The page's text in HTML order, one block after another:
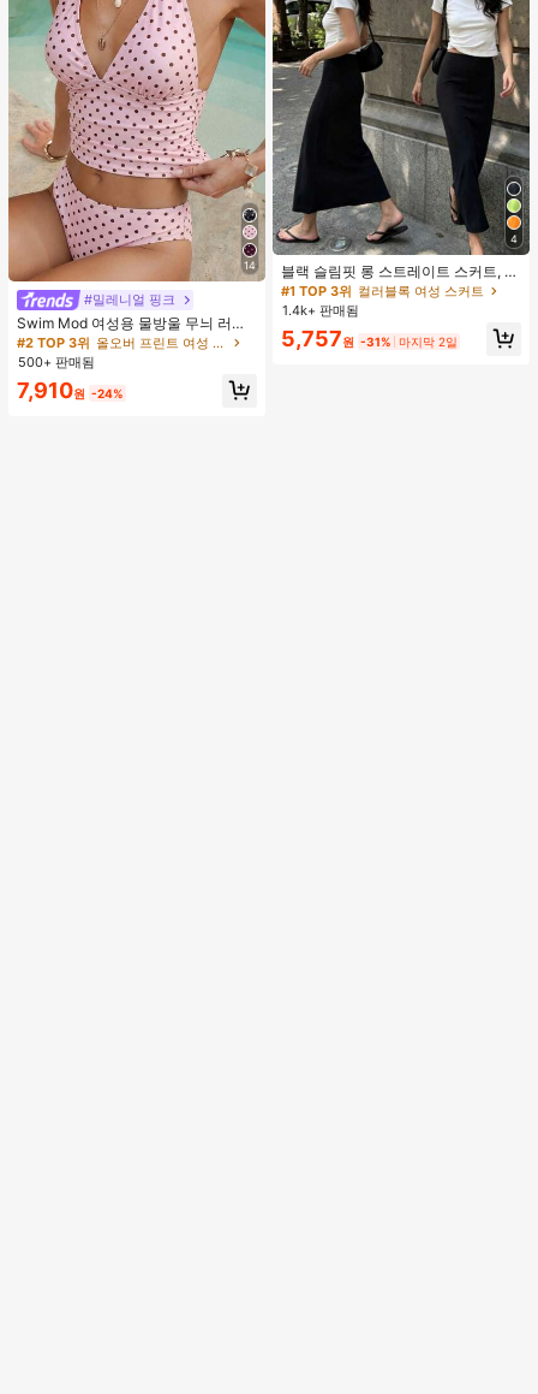
14
#밀레니얼 핑크
Swim Mod 여성용 물방울 무늬 러치
드 홀터 탱크니 탑 및 트라이앵글 하의
수영복 세트, 여름 휴가에 적합
#2 TOP 3위
올오버 프린트 여성 탱키니스
500+ 판매됨
7,910원 -24%
4
블랙 슬림핏 롱 스트레이트 스커트, 여
성 패션 폴리에스터 캐주얼 파티 스커
트, 다용도 및 귀여운, 일상 착용에 적
합, 여름 휴가. 해변, 음악 축제 및 여름
휴가에 완벽, 90년대
#1 TOP 3위 컬러블록 여성 스커트
1.4k+ 판매됨
5,757원 -31% 마지막 2일